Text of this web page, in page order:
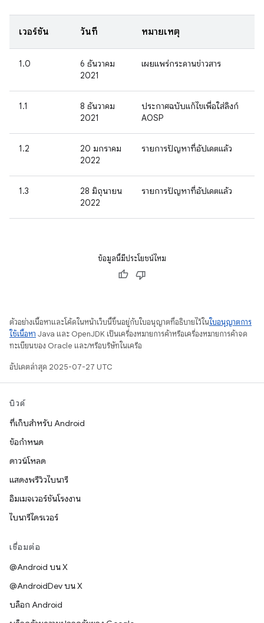
เวอร์ชัน วันที่ หมายเหตุ
1.0
6 ธันวาคม
2021
เผยแพร่กระดานข่าวสาร
1.1
8 ธันวาคม
2021
ประกาศฉบับแก้ไขเพื่อใส่ลิงก์
AOSP
1.2
20 มกราคม
2022
รายการปัญหาที่อัปเดตแล้ว
1.3
28 มิถุนายน
2022
รายการปัญหาที่อัปเดตแล้ว
ข้อมูลนี้มีประโยชน์ไหม
ตัวอย่างเนื้อหาและโค้ดในหน้าเว็บนี้ขึ้นอยู่กับใบอนุญาตที่อธิบายไว้ในใบอนุญาตการ
ใช้เนื้อหา Java และ OpenJDK เป็นเครื่องหมายการค้าหรือเครื่องหมายการค้าจด
ทะเบียนของ Oracle และ/หรือบริษัทในเครือ
อัปเดตล่าสุด 2025-07-27 UTC
บิวด์
ที่เก็บสำหรับ Android
ข้อกำหนด
ดาวน์โหลด
แสดงพรีวิวไบนารี
อิมเมจเวอร์ชันโรงงาน
ไบนารีไดรเวอร์
เชื่อมต่อ
@Android บน X
@AndroidDev บน X
บล็อก Android